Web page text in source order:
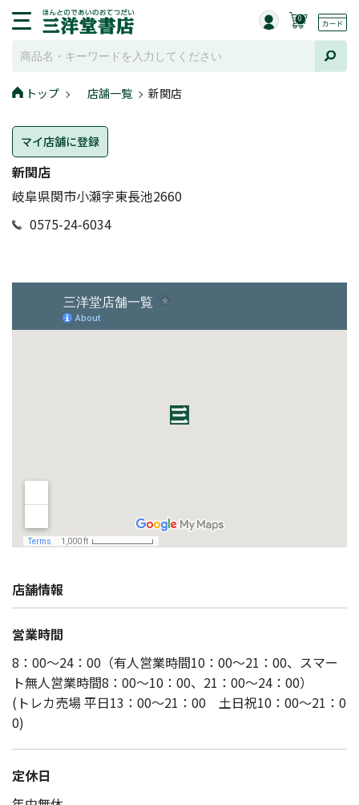
0
トップ 店舗一覧 新関店
マイ店舗に登録
新関店
岐阜県関市小瀬字東長池2660
0575-24-6034
店舗情報
営業時間
8：00～24：00（有人営業時間10：00～21：00、スマー
ト無人営業時間8：00～10：00、21：00～24：00）
(トレカ売場 平日13：00～21：00 土日祝10：00～21：0
0)
定休日